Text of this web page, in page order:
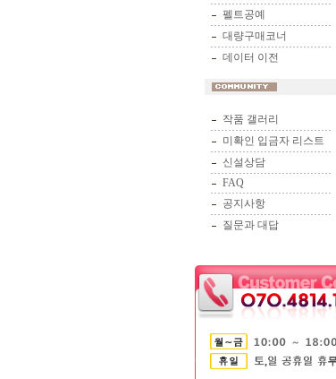
펠트공예
대량구매코너
데이터 이전
작품 갤러리
미확인 입금자 리스트
신설상담
FAQ
공지사항
질문과 대답